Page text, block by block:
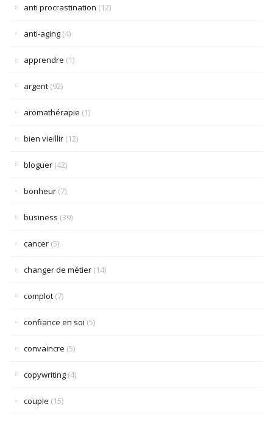
anti procrastination (12)
anti-aging (4)
apprendre (1)
argent (92)
aromathérapie (1)
bien vieillir (12)
bloguer (42)
bonheur (7)
business (39)
cancer (5)
changer de métier (14)
complot (7)
confiance en soi (5)
convaincre (5)
copywriting (4)
couple (15)